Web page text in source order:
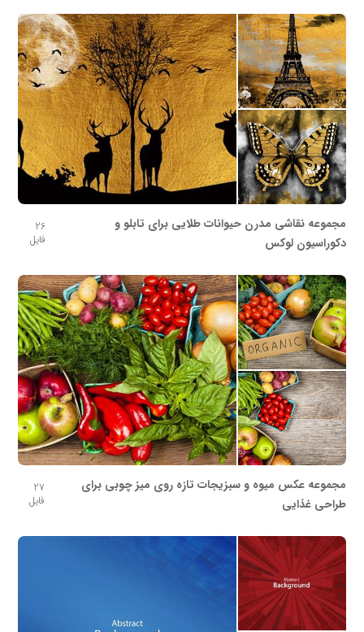
مجموعه نقاشی مدرن حیوانات طلایی برای تابلو و
دکوراسیون لوکس
26
فایل
مجموعه عکس میوه و سبزیجات تازه روی میز چوبی برای
طراحی غذایی
27
فایل